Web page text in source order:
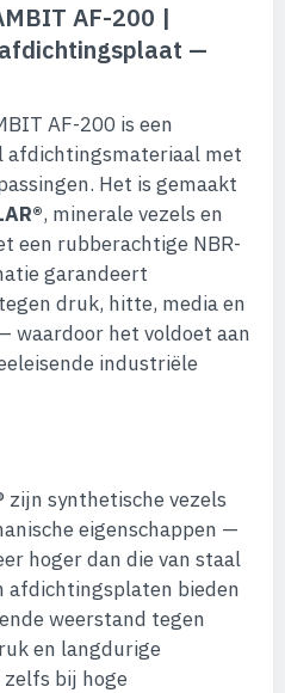
AF-200 |
—
AF-200 is een
afdichtingsmateriaal met
Het is gemaakt
, minerale vezels en
een rubberachtige NBR-
garandeert
druk, hitte, media en
waardoor het voldoet aan
industriële
zijn synthetische vezels
eigenschappen —
hoger dan die van staal
bieden
weerstand tegen
en langdurige
bij hoge